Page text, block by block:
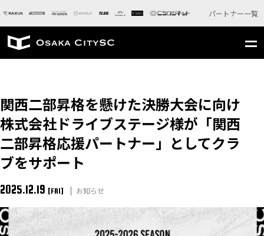
パートナー一覧
関西二部昇格を懸けた決勝大会に向け
株式会社ドライブステージ様が「関西
二部昇格応援パートナー」としてクラ
ブをサポート
2025.12.19 [FRI] お知らせ